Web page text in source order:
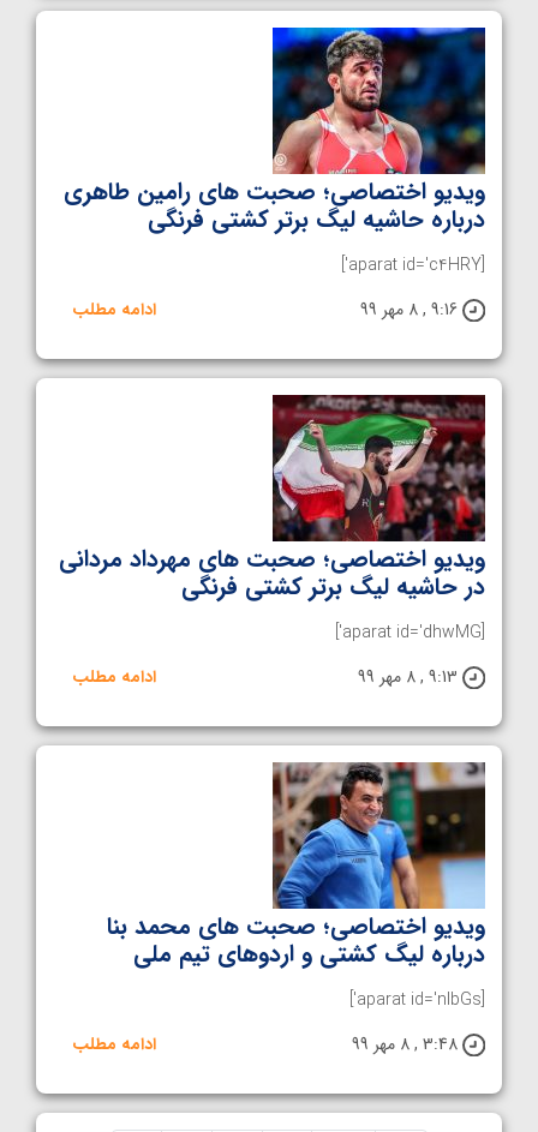
ویدیو اختصاصی؛ صحبت های رامین طاهری
درباره حاشیه لیگ برتر کشتی فرنگی
[aparat id='c4HRY']
9:16 , 8 مهر 99
ادامه مطلب
ویدیو اختصاصی؛ صحبت های مهرداد مردانی
در حاشیه لیگ برتر کشتی فرنگی
[aparat id='dhwMG']
9:13 , 8 مهر 99
ادامه مطلب
ویدیو اختصاصی؛ صحبت های محمد بنا
درباره لیگ کشتی و اردوهای تیم ملی
[aparat id='nIbGs']
3:48 , 8 مهر 99
ادامه مطلب